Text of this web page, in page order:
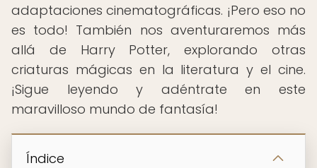
adaptaciones cinematográficas. ¡Pero eso no
es todo! También nos aventuraremos más
allá de Harry Potter, explorando otras
criaturas mágicas en la literatura y el cine.
¡Sigue leyendo y adéntrate en este
maravilloso mundo de fantasía!
Índice